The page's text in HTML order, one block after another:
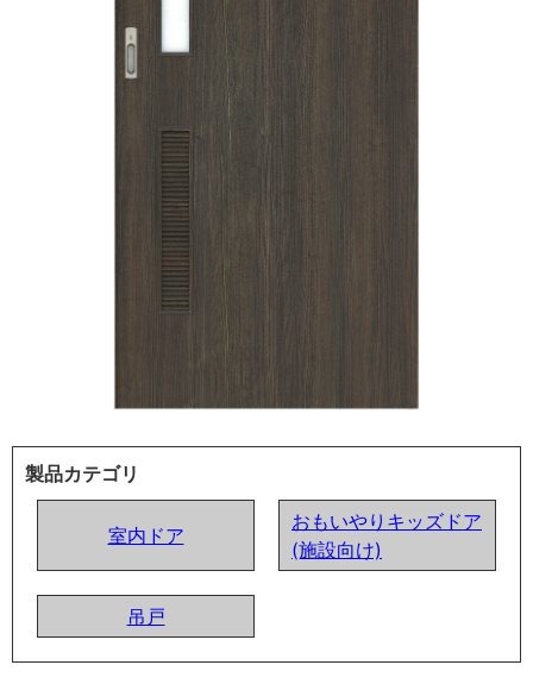
製品カテゴリ
室内ドア
おもいやりキッズドア
(施設向け)
吊戸